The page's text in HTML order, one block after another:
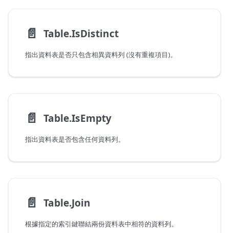
📄️ Table.IsDistinct
指出資料表是否只包含相異資料列 (沒有重複項目)。
📄️ Table.IsEmpty
指出資料表是否包含任何資料列。
📄️ Table.Join
根據指定的索引鍵聯結兩份資料表中相符的資料列。